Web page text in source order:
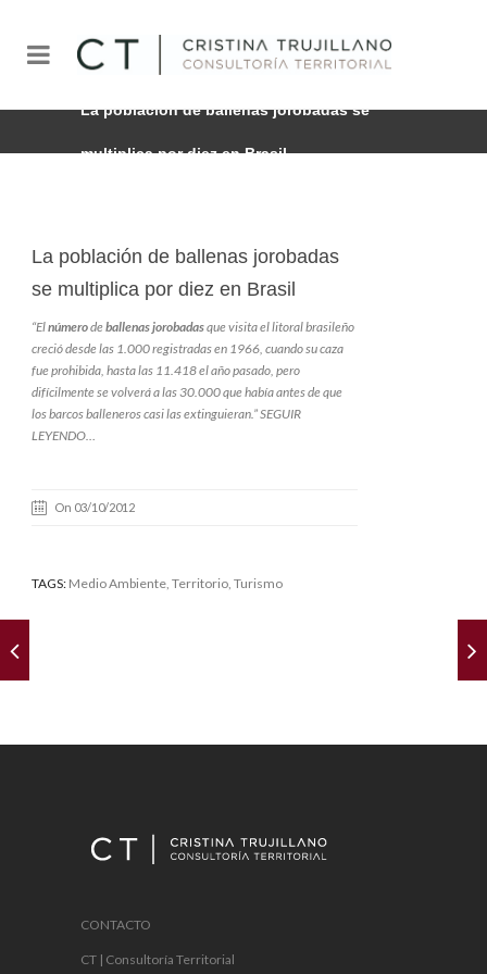
La población de ballenas jorobadas se
multiplica por diez en Brasil
La población de ballenas jorobadas
se multiplica por diez en Brasil
“Elnúmerodeballenas jorobadasque visita el litoral brasileño
creció desde las 1.000 registradas en 1966, cuando su caza
fue prohibida, hasta las 11.418 el año pasado, pero
difícilmente se volverá a las 30.000 que había antes de que
los barcos balleneros casi las extinguieran.”SEGUIR
LEYENDO…
On 03/10/2012
TAGS: Medio Ambiente Territorio , Turismo
CONTACTO
CT | Consultoría Territorial